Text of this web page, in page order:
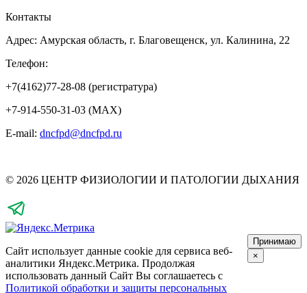
Контакты
Адрес: Амурская область, г. Благовещенск, ул. Калинина, 22
Телефон:
+7(4162)77-28-08 (регистратура)
+7-914-550-31-03 (MAX)
E-mail: dncfpd@dncfpd.ru
© 2026 ЦЕНТР ФИЗИОЛОГИИ И ПАТОЛОГИИ ДЫХАНИЯ
Сайт использует данные cookie для сервиса веб-
аналитики Яндекс.Метрика. Продолжая
использовать данный Сайт Вы соглашаетесь с
Политикой обработки и защиты персональных
Принимаю
×